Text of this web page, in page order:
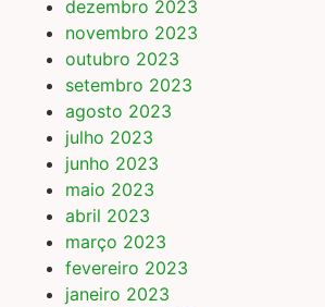
dezembro 2023
novembro 2023
outubro 2023
setembro 2023
agosto 2023
julho 2023
junho 2023
maio 2023
abril 2023
março 2023
fevereiro 2023
janeiro 2023